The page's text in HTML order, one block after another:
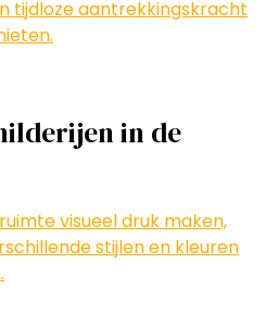
tijdloze aantrekkingskracht
in de
visueel druk maken,
stijlen en kleuren